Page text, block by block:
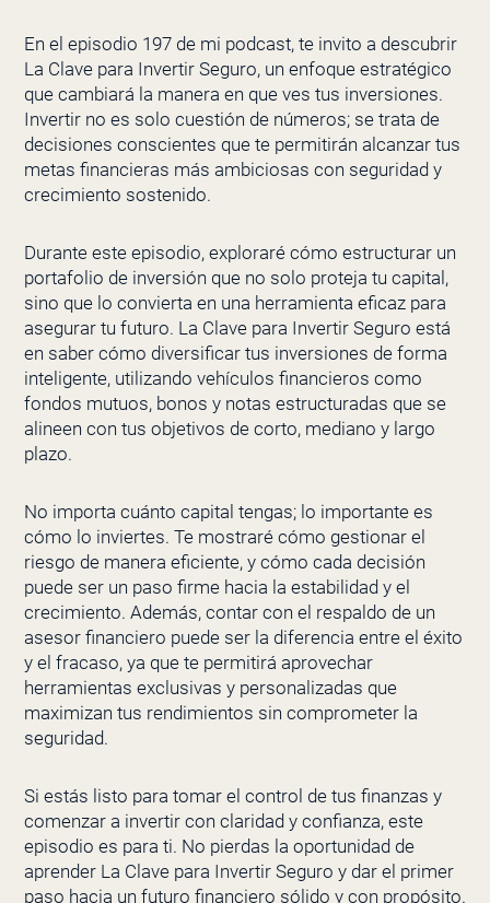
En el episodio 197 de mi podcast, te invito a descubrir
La Clave para Invertir Seguro, un enfoque estratégico
que cambiará la manera en que ves tus inversiones.
Invertir no es solo cuestión de números; se trata de
decisiones conscientes que te permitirán alcanzar tus
metas financieras más ambiciosas con seguridad y
crecimiento sostenido.
Durante este episodio, exploraré cómo estructurar un
portafolio de inversión que no solo proteja tu capital,
sino que lo convierta en una herramienta eficaz para
asegurar tu futuro. La Clave para Invertir Seguro está
en saber cómo diversificar tus inversiones de forma
inteligente, utilizando vehículos financieros como
fondos mutuos, bonos y notas estructuradas que se
alineen con tus objetivos de corto, mediano y largo
plazo.
No importa cuánto capital tengas; lo importante es
cómo lo inviertes. Te mostraré cómo gestionar el
riesgo de manera eficiente, y cómo cada decisión
puede ser un paso firme hacia la estabilidad y el
crecimiento. Además, contar con el respaldo de un
asesor financiero puede ser la diferencia entre el éxito
y el fracaso, ya que te permitirá aprovechar
herramientas exclusivas y personalizadas que
maximizan tus rendimientos sin comprometer la
seguridad.
Si estás listo para tomar el control de tus finanzas y
comenzar a invertir con claridad y confianza, este
episodio es para ti. No pierdas la oportunidad de
aprender La Clave para Invertir Seguro y dar el primer
paso hacia un futuro financiero sólido y con propósito.